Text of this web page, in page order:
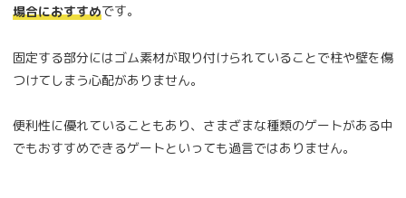
場合におすすめです。
固定する部分にはゴム素材が取り付けられていることで柱や壁を傷
つけてしまう心配がありません。
便利性に優れていることもあり、さまざまな種類のゲートがある中
でもおすすめできるゲートといっても過言ではありません。